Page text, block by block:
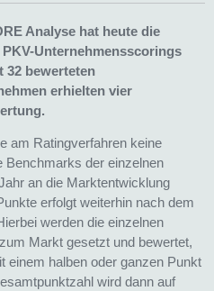
Analyse hat heute die
Unternehmensscorings
32 bewerteten
erhielten vier
.
am Ratingverfahren keine
Benchmarks der einzelnen
an die Marktentwicklung
erfolgt weiterhin nach dem
werden die einzelnen
Markt gesetzt und bewertet,
einem halben oder ganzen Punkt
wird dann auf